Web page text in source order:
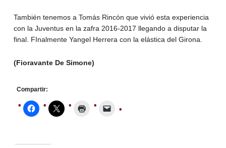
También tenemos a Tomás Rincón que vivió esta experiencia
con la Juventus en la zafra 2016-2017 llegando a disputar la
final. FInalmente Yangel Herrera con la elástica del Girona.
(Fioravante De Simone)
Compartir: